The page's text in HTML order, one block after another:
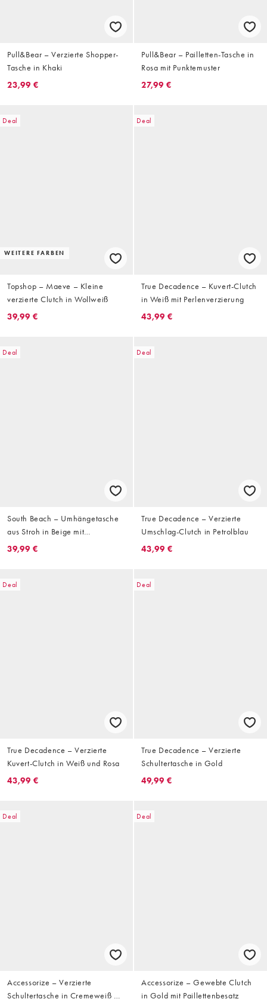
Pull&Bear – Verzierte Shopper-
Tasche in Khaki
23,99 €
Pull&Bear – Pailletten-Tasche in
Rosa mit Punktemuster
27,99 €
Deal
WEITERE FARBEN
Topshop – Maeve – Kleine
verzierte Clutch in Wollweiß
39,99 €
Deal
True Decadence – Kuvert-Clutch
in Weiß mit Perlenverzierung
43,99 €
Deal
South Beach – Umhängetasche
aus Stroh in Beige mit
Muschelverzierung
39,99 €
Deal
True Decadence – Verzierte
Umschlag-Clutch in Petrolblau
43,99 €
Deal
True Decadence – Verzierte
Kuvert-Clutch in Weiß und Rosa
43,99 €
Deal
True Decadence – Verzierte
Schultertasche in Gold
49,99 €
Deal
Accessorize – Verzierte
Schultertasche in Cremeweiß mit
Deal
Accessorize – Gewebte Clutch
in Gold mit Paillettenbesatz